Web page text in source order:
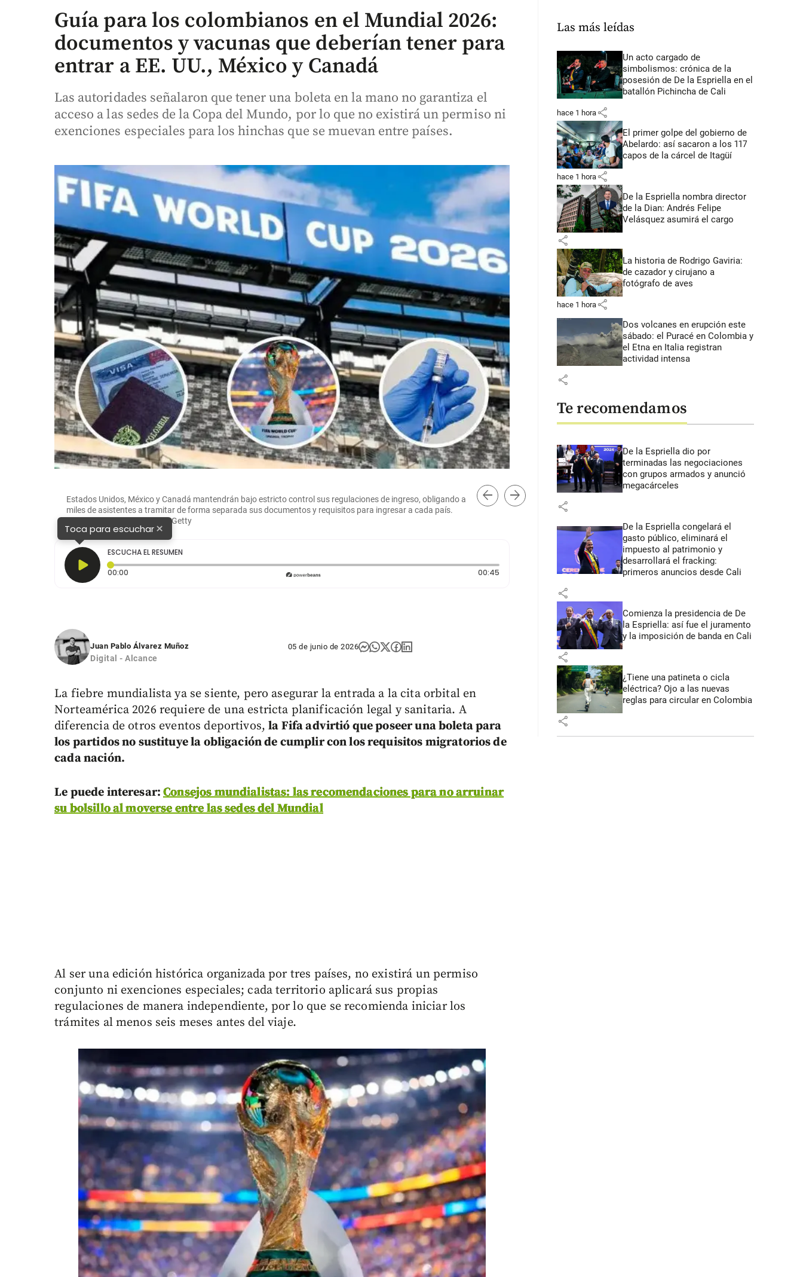
Guía para los colombianos en el Mundial 2026:
documentos y vacunas que deberían tener para
entrar a EE. UU., México y Canadá
Las autoridades señalaron que tener una boleta en la mano no garantiza el
acceso a las sedes de la Copa del Mundo, por lo que no existirá un permiso ni
exenciones especiales para los hinchas que se muevan entre países.
arrow_back
Estados Unidos, México y Canadá mantendrán bajo estricto control sus regulaciones de ingreso, obligando a
miles de asistentes a tramitar de forma separada sus documentos y requisitos para ingresar a cada país.
FOTO: El Colombiano, AFP y Getty
El Mundial de Norteamérica será el primero que tendrá 48 selecciones en
arrow_forward
Toca para escuchar×
ESCUCHA EL RESUMEN
00:00
00:45Duración: 45 segundos
Juan Pablo Álvarez Muñoz
Digital - Alcance
05 de junio de 2026
La fiebre mundialista ya se siente, pero asegurar la entrada a la cita orbital en
Norteamérica 2026 requiere de una estricta planificación legal y sanitaria. A
diferencia de otros eventos deportivos,la Fifa advirtió que poseer una boleta para
los partidos no sustituye la obligación de cumplir con los requisitos migratorios de
cada nación.
Le puede interesar:Consejos mundialistas: las recomendaciones para no arruinar
su bolsillo al moverse entre las sedes del Mundial
Al ser una edición histórica organizada por tres países, no existirá un permiso
conjunto ni exenciones especiales; cada territorio aplicará sus propias
regulaciones de manera independiente, por lo que se recomienda iniciar los
trámites al menos seis meses antes del viaje.
Las más leídas
Un acto cargado de
simbolismos: crónica de la
posesión de De la Espriella en el
batallón Pichincha de Cali
hace 1 hora share
El primer golpe del gobierno de
Abelardo: así sacaron a los 117
capos de la cárcel de Itagüí
hace 1 hora share
De la Espriella nombra director
de la Dian: Andrés Felipe
Velásquez asumirá el cargo
share
La historia de Rodrigo Gaviria:
de cazador y cirujano a
fotógrafo de aves
hace 1 hora share
Dos volcanes en erupción este
sábado: el Puracé en Colombia y
el Etna en Italia registran
actividad intensa
share
Te recomendamos
De la Espriella dio por
terminadas las negociaciones
con grupos armados y anunció
megacárceles
share
De la Espriella congelará el
gasto público, eliminará el
impuesto al patrimonio y
desarrollará el fracking:
primeros anuncios desde Cali
share
Comienza la presidencia de De
la Espriella: así fue el juramento
y la imposición de banda en Cali
share
¿Tiene una patineta o cicla
eléctrica? Ojo a las nuevas
reglas para circular en Colombia
share